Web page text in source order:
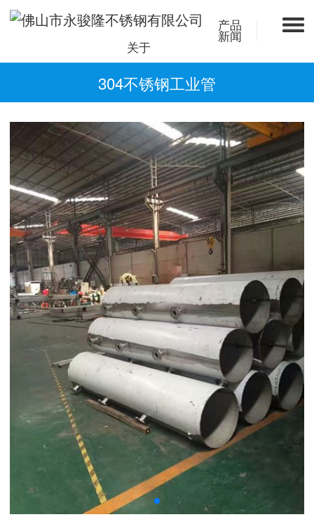
产品
新闻
关于
304不锈钢工业管